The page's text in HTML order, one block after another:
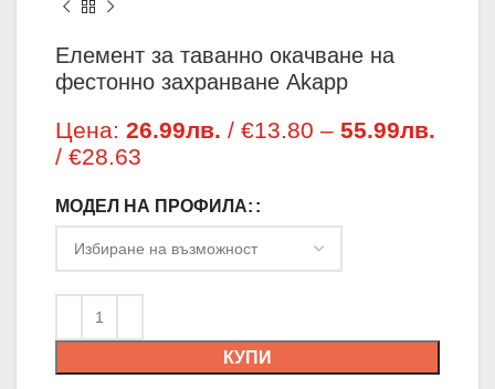
Елемент за таванно окачване на
фестонно захранване Akapp
Цена: 26.99лв. / €13.80 – 55.99лв.
/ €28.63
МОДЕЛ НА ПРОФИЛА:
КУПИ